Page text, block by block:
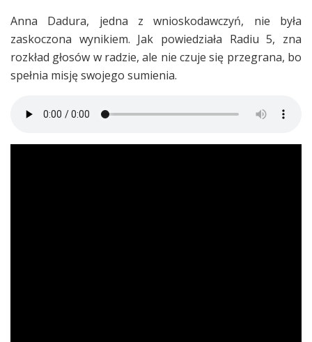
Anna Dadura, jedna z wnioskodawczyń, nie była
zaskoczona wynikiem. Jak powiedziała Radiu 5, zna
rozkład głosów w radzie, ale nie czuje się przegrana, bo
spełnia misję swojego sumienia.